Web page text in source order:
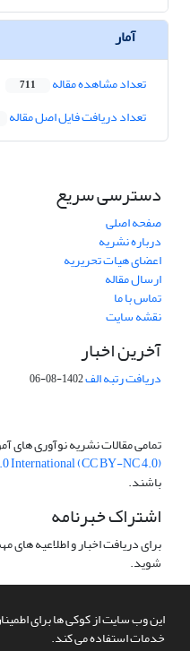
این وب سایت از کوکی ها برای
خدمات استفاده می کند.
آمار
تعداد مشاهده مقاله 711
تعداد دریافت فایل اصل مقاله
دسترسی سریع
صفحه اصلی
درباره نشریه
اعضای هیات تحریریه
ارسال مقاله
تماس با ما
نقشه سایت
آخرین اخبار
دریافت رتبه الف1402-08-06
تمامی مقالات نشریه نوآوری های
International (CC BY-NC 4.0)
باشند.
اشتراک خبرنامه
برای دریافت اخبار و اطلاعیه
شوید.